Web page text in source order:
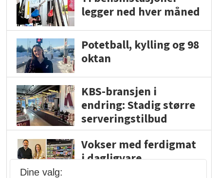
legger ned hver måned
Potetball, kylling og 98
oktan
KBS-bransjen i
endring: Stadig større
serveringstilbud
Vokser med ferdigmat
i dagligvare
Dine valg: